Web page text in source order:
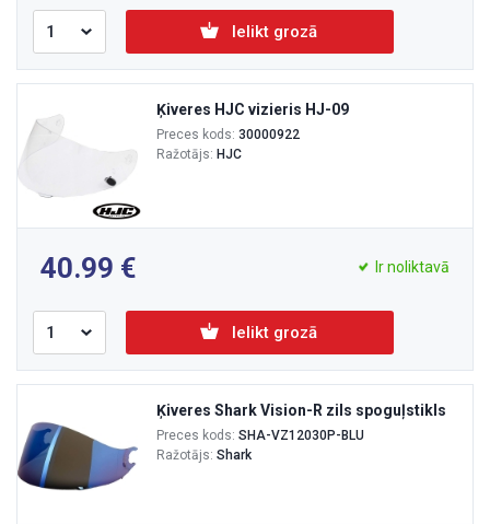
Ielikt grozā
Ķiveres HJC vizieris HJ-09
Preces kods: 30000922
Ražotājs: HJC
40.99 Ir noliktavā
Ielikt grozā
Ķiveres Shark Vision-R zils spoguļstikls
Preces kods: SHA-VZ12030P-BLU
Ražotājs: Shark